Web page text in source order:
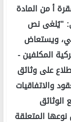
أ من المادة
"يُلغى نص
الأصلي، ويستعاض
المكلفين -
على وثائق
والاتفاقيات
نوعها المتعلقة